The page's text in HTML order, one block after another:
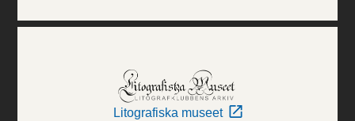
Litografiska museet